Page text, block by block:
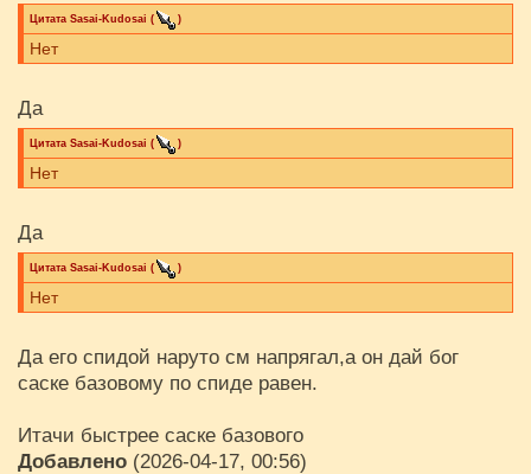
Цитата Sasai-Kudosai ( )
Нет
Да
Цитата Sasai-Kudosai ( )
Нет
Да
Цитата Sasai-Kudosai ( )
Нет
Да его спидой наруто см напрягал,а он дай бог
саске базовому по спиде равен.
Итачи быстрее саске базового
Добавлено (2026-04-17, 00:56)